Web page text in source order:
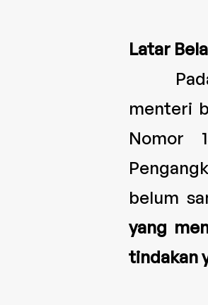
Latar
Pada
menteri
Nomor
belum
yang
tindakan